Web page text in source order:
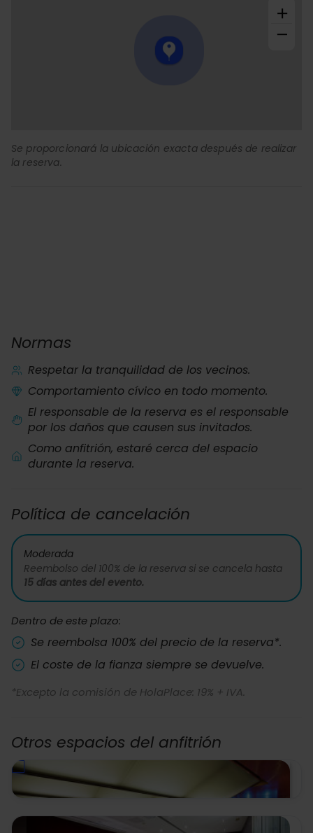
+
−
Se proporcionará la ubicación exacta después de realizar
la reserva.
Normas
Respetar la tranquilidad de los vecinos.
Comportamiento cívico en todo momento.
El responsable de la reserva es el responsable
por los daños que causen sus invitados.
Como anfitrión, estaré cerca del espacio
durante la reserva.
Política de cancelación
Moderada
Reembolso del 100% de la reserva si se cancela hasta
15 días antes del evento.
Dentro de este plazo:
Se reembolsa 100% del precio de la reserva*.
El coste de la fianza siempre se devuelve.
*Excepto la comisión de HolaPlace: 19% + IVA.
Otros espacios del anfitrión